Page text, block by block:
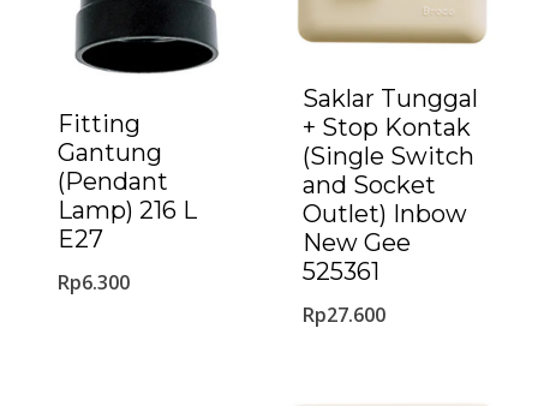
Fitting
Gantung
(Pendant
Lamp) 216 L
E27
Rp6.300
Saklar Tunggal
+ Stop Kontak
(Single Switch
and Socket
Outlet) Inbow
New Gee
525361
Rp27.600